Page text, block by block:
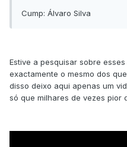
Cump: Álvaro Silva
Estive a pesquisar sobre
exactamente o mesmo dos
disso deixo aqui apenas um
só que milhares de vezes pior